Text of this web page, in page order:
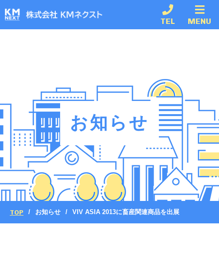
TEL MENU
お知らせ
TOP お知らせ VIV ASIA 2013に畜産関連商品を出展